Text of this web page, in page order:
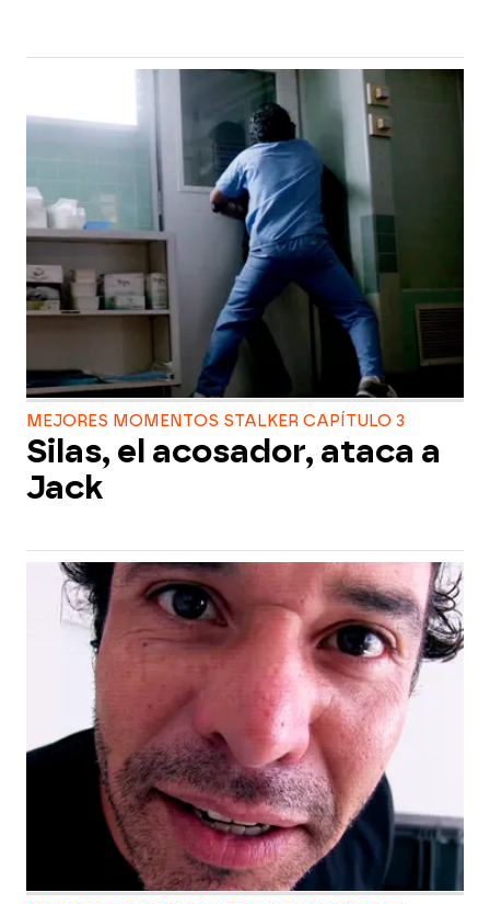
MEJORES MOMENTOS STALKER CAPÍTULO 3
Silas, el acosador, ataca a
Jack